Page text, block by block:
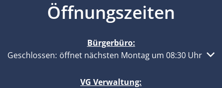
Öffnungszeiten
Bürgerbüro:
Klicken, um weitere Öffnungs- oder Schließzeiten
Geschlossen: öffnet nächsten Montag um 08:30 Uhr
VG Verwaltung: